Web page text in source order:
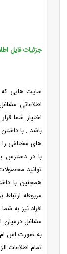
جزئیات فایل
سایت هایی که
اطلاعاتی
اختیار شما
باشد . با داشتن
های مختلفی را
با در دسترس
توانید
همچنین با
مربوطه ارتباط
افراد نیز به
مشاغل درمیان
به صورت اس ام
تمام اطلاعات